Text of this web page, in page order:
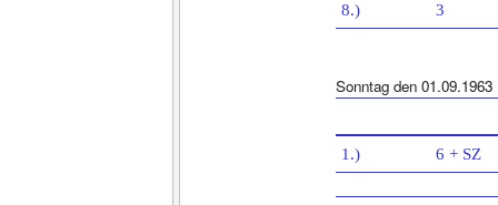
8.) 3
Sonntag den 01.09.1963
1.) 6 + SZ